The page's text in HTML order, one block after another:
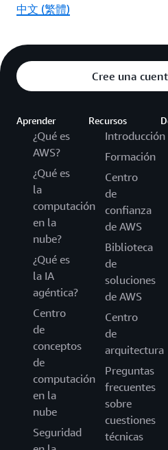
中文 (繁體)
Cree una
Aprender
¿Qué es
AWS?
¿Qué es
la
computación
en la
nube?
¿Qué es
la IA
agéntica?
Centro
de
conceptos
de
computación
en la
nube
Seguridad
Recursos
Introducción
Formación
Centro
de
confianza
de AWS
Biblioteca
de
soluciones
de AWS
Centro
de
arquitectura
Preguntas
frecuentes
sobre
cuestiones
técnicas